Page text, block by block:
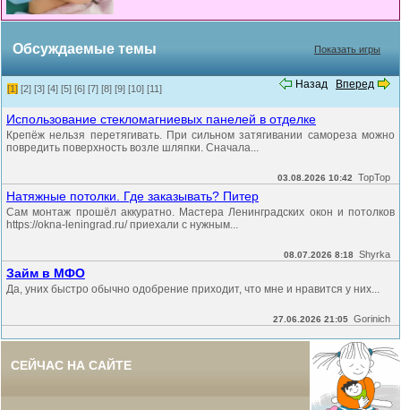
Обсуждаемые темы Показать игры
Назад Вперед
[1] [2] [3] [4] [5] [6] [7] [8] [9] [10] [11]
Использование стекломагниевых панелей в отделке
Крепёж нельзя перетягивать. При сильном затягивании самореза можно
повредить поверхность возле шляпки. Сначала...
03.08.2026 10:42 TopTop
Натяжные потолки. Где заказывать? Питер
Сам монтаж прошёл аккуратно. Мастера Ленинградских окон и потолков
https://okna-leningrad.ru/ приехали с нужным...
08.07.2026 8:18 Shyrka
Займ в МФО
Да, уних быстро обычно одобрение приходит, что мне и нравится у них...
27.06.2026 21:05 Gorinich
СЕЙЧАС НА САЙТЕ